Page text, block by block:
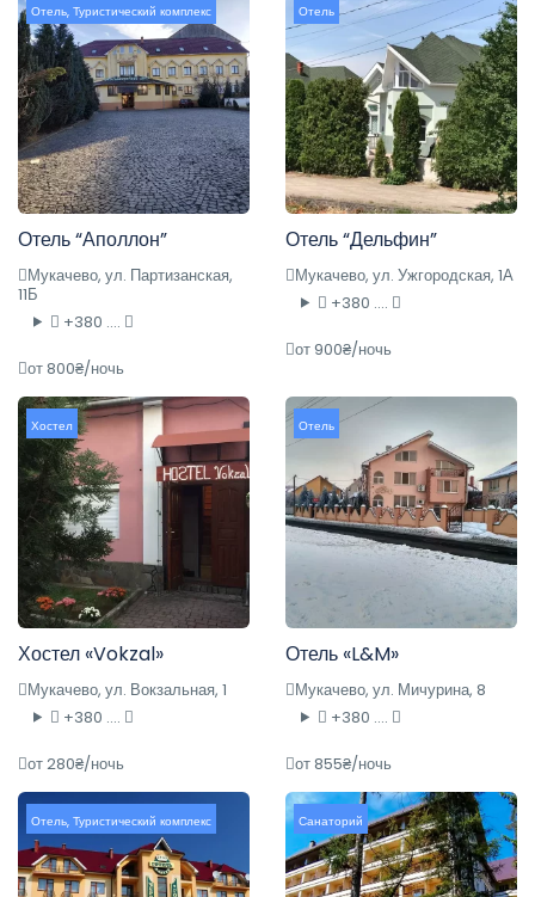
Отель, Туристический комплекс
Отель “Аполлон”
Мукачево, ул. Партизанская,
11Б
+380 ....
от 800₴/ночь
Отель
Отель “Дельфин”
Мукачево, ул. Ужгородская, 1А
+380 ....
от 900₴/ночь
Хостел
Хостел «Vokzal»
Мукачево, ул. Вокзальная, 1
+380 ....
от 280₴/ночь
Отель
Отель «L&M»
Мукачево, ул. Мичурина, 8
+380 ....
от 855₴/ночь
Отель, Туристический комплекс Санаторий